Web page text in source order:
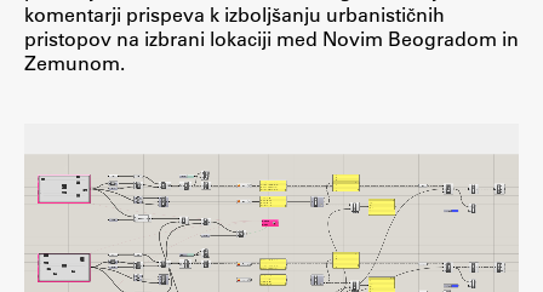
ŠIS (EN)
Aktualno
Novice
komentarji prispeva k izboljšanju urbanističnih
pristopov na izbrani lokaciji med Novim Beogradom in
Zemunom.